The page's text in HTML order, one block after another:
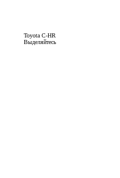
Toyota C-HR
Выделяйтесь